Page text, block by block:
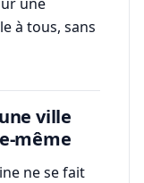
à tous, sans
ville
même
ne se fait